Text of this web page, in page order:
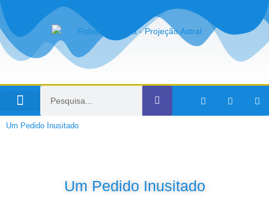
Um Pedido Inusitado
Um Pedido Inusitado